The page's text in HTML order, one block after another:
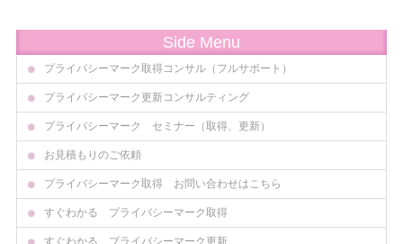
Side Menu
プライバシーマーク取得コンサル（フルサポート）
プライバシーマーク更新コンサルティング
プライバシーマーク セミナー（取得、更新）
お見積もりのご依頼
プライバシーマーク取得 お問い合わせはこちら
すぐわかる プライバシーマーク取得
すぐわかる プライバシーマーク更新